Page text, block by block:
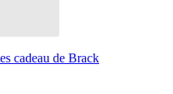
cadeau de Brack